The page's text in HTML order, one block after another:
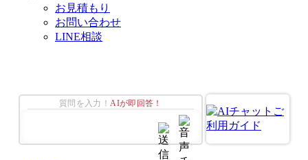
お見積もり
お問い合わせ
LINE相談
質問を入力！AIが即回答！